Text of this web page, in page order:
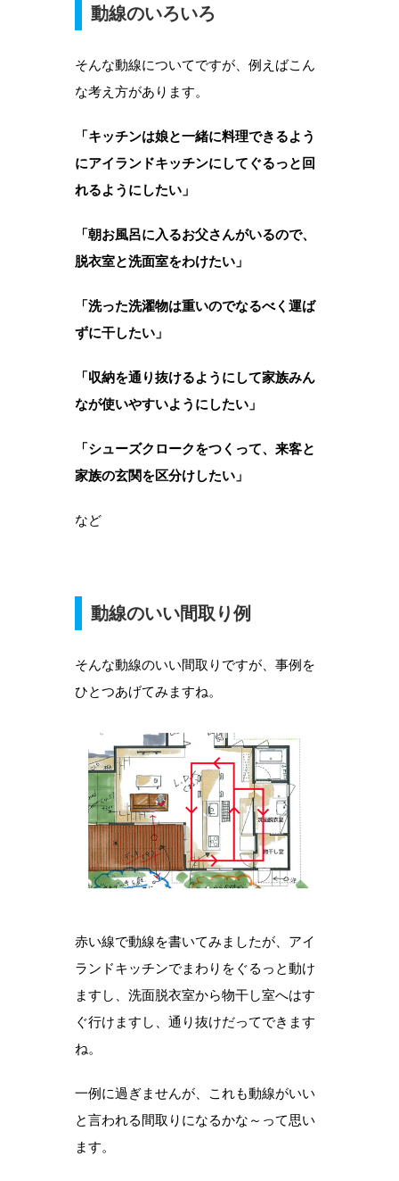
動線のいろいろ
そんな動線についてですが、例えばこん
な考え方があります。
「キッチンは娘と一緒に料理できるよう
にアイランドキッチンにしてぐるっと回
れるようにしたい」
「朝お風呂に入るお父さんがいるので、
脱衣室と洗面室をわけたい」
「洗った洗濯物は重いのでなるべく運ば
ずに干したい」
「収納を通り抜けるようにして家族みん
なが使いやすいようにしたい」
「シューズクロークをつくって、来客と
家族の玄関を区分けしたい」
など
動線のいい間取り例
そんな動線のいい間取りですが、事例を
ひとつあげてみますね。
赤い線で動線を書いてみましたが、アイ
ランドキッチンでまわりをぐるっと動け
ますし、洗面脱衣室から物干し室へはす
ぐ行けますし、通り抜けだってできます
ね。
一例に過ぎませんが、これも動線がいい
と言われる間取りになるかな～って思い
ます。